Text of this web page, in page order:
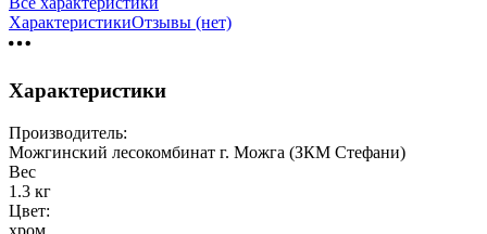
ХарактеристикиОтзывы (нет)
Характеристики
Производитель:
Можгинский лесокомбинат г. Можга (ЗКМ Стефани)
Вес
1.3 кг
Цвет:
хром